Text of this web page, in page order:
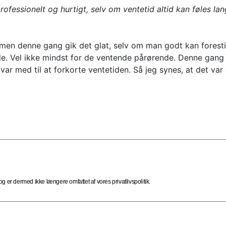
og hurtigt, selv om ventetid altid kan føles
denne gang gik det glat, selv om man godt kan
Vel ikke mindst for de ventende pårørende. Denne
med til at forkorte ventetiden. Så jeg synes, at det
er dermed ikke længere omfattet af vores privatlivspolitik.